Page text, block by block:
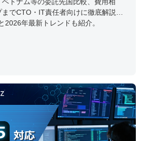
トナム等の委託先国比較、費用相
でCTO・IT責任者向けに徹底解説。
2026年最新トレンドも紹介。